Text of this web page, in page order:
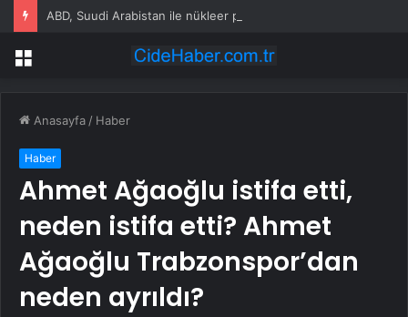
Menü
Anasayfa / Haber
Haber
Ahmet Ağaoğlu istifa etti,
neden istifa etti? Ahmet
Ağaoğlu Trabzonspor’dan
neden ayrıldı?